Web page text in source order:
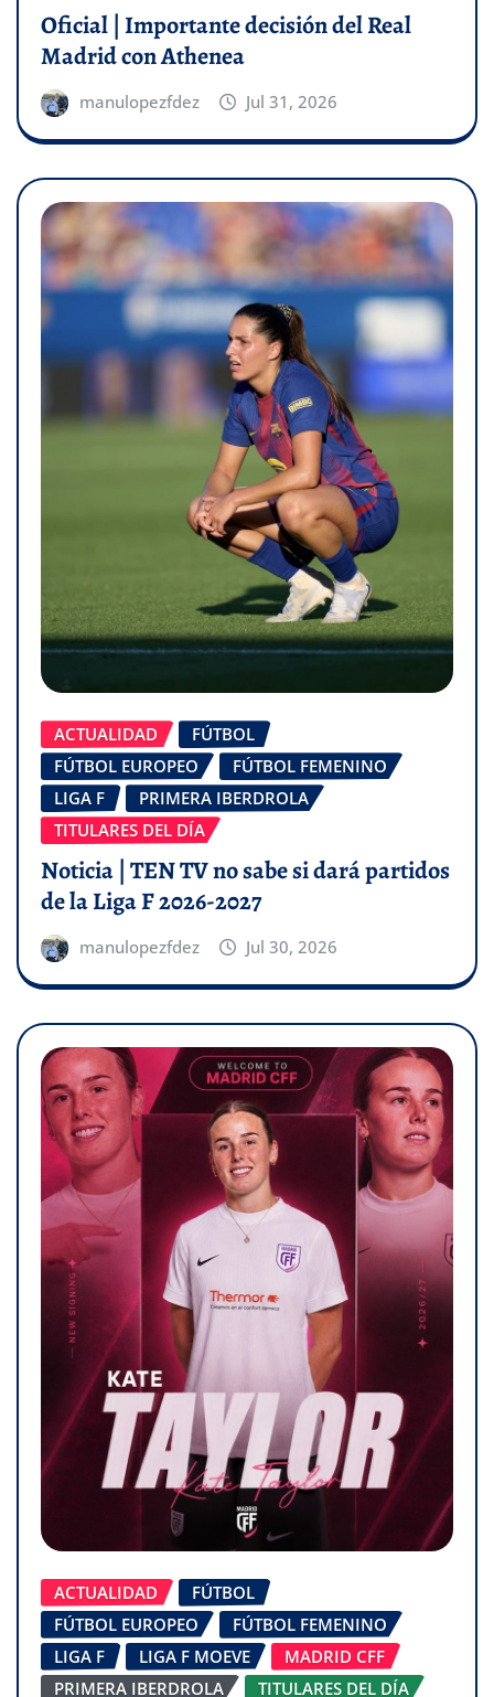
Oficial | Importante decisión del Real
Madrid con Athenea
manulopezfdez Jul 31, 2026
ACTUALIDAD
FÚTBOL
FÚTBOL EUROPEO
FÚTBOL FEMENINO
LIGA F
PRIMERA IBERDROLA
TITULARES DEL DÍA
Noticia | TEN TV no sabe si dará partidos
de la Liga F 2026-2027
manulopezfdez Jul 30, 2026
ACTUALIDAD
FÚTBOL
FÚTBOL EUROPEO
FÚTBOL FEMENINO
LIGA F
LIGA F MOEVE
MADRID CFF
PRIMERA IBERDROLA
TITULARES DEL DÍA